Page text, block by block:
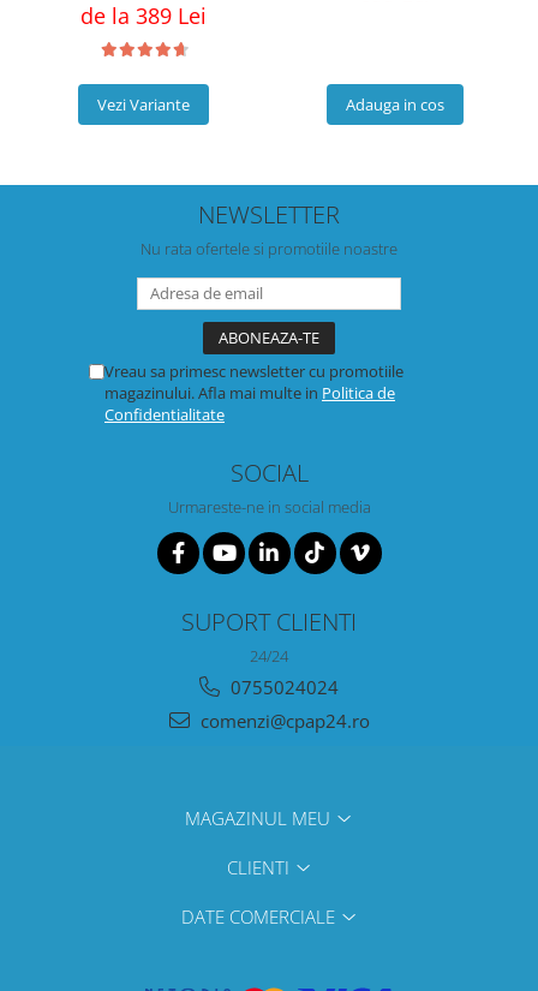
de la 389 Lei
Vezi Variante Adauga in cos
NEWSLETTER
Nu rata ofertele si promotiile noastre
Vreau sa primesc newsletter cu promotiile
magazinului. Afla mai multe in Politica de
Confidentialitate
SOCIAL
Urmareste-ne in social media
SUPORT CLIENTI
24/24
0755024024
comenzi@cpap24.ro
MAGAZINUL MEU
CLIENTI
DATE COMERCIALE